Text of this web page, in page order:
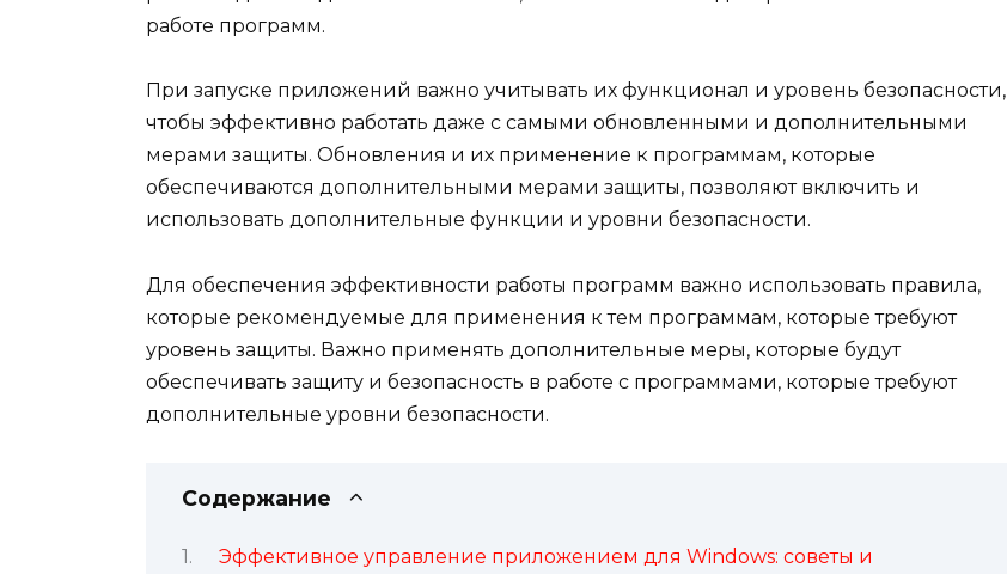
работе программ.
При запуске приложений важно учитывать их функционал и уровень безопасности,
чтобы эффективно работать даже с самыми обновленными и дополнительными
мерами защиты. Обновления и их применение к программам, которые
обеспечиваются дополнительными мерами защиты, позволяют включить и
использовать дополнительные функции и уровни безопасности.
Для обеспечения эффективности работы программ важно использовать правила,
которые рекомендуемые для применения к тем программам, которые требуют
уровень защиты. Важно применять дополнительные меры, которые будут
обеспечивать защиту и безопасность в работе с программами, которые требуют
дополнительные уровни безопасности.
Содержание
Эффективное управление приложением для Windows: советы и